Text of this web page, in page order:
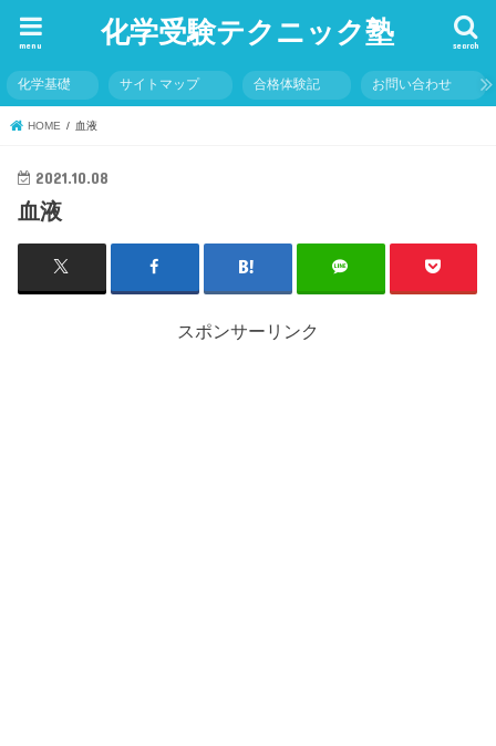
化学受験テクニック塾 search
menu
化学基礎 サイトマップ 合格体験記 お問い合わせ
HOME 血液
2021.10.08
血液
スポンサーリンク